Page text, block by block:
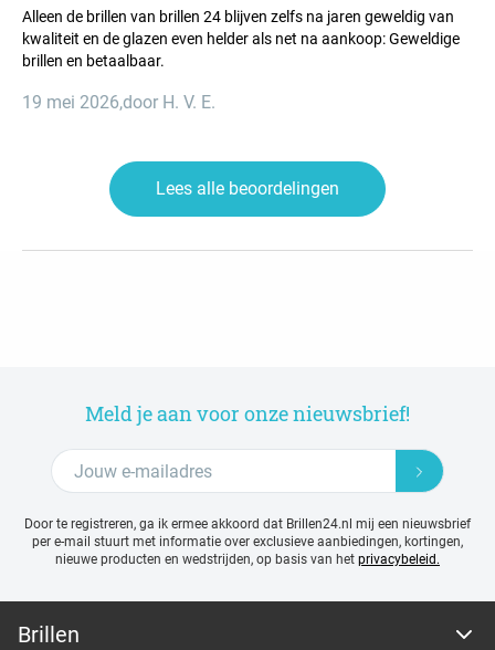
Alleen de brillen van brillen 24 blijven zelfs na jaren geweldig van
kwaliteit en de glazen even helder als net na aankoop: Geweldige
brillen en betaalbaar.
19 mei 2026,door H. V. E.
Lees alle beoordelingen
Meld je aan voor onze nieuwsbrief!
Door te registreren, ga ik ermee akkoord dat Brillen24.nl mij een nieuwsbrief
per e-mail stuurt met informatie over exclusieve aanbiedingen, kortingen,
nieuwe producten en wedstrijden, op basis van het privacybeleid.
Brillen